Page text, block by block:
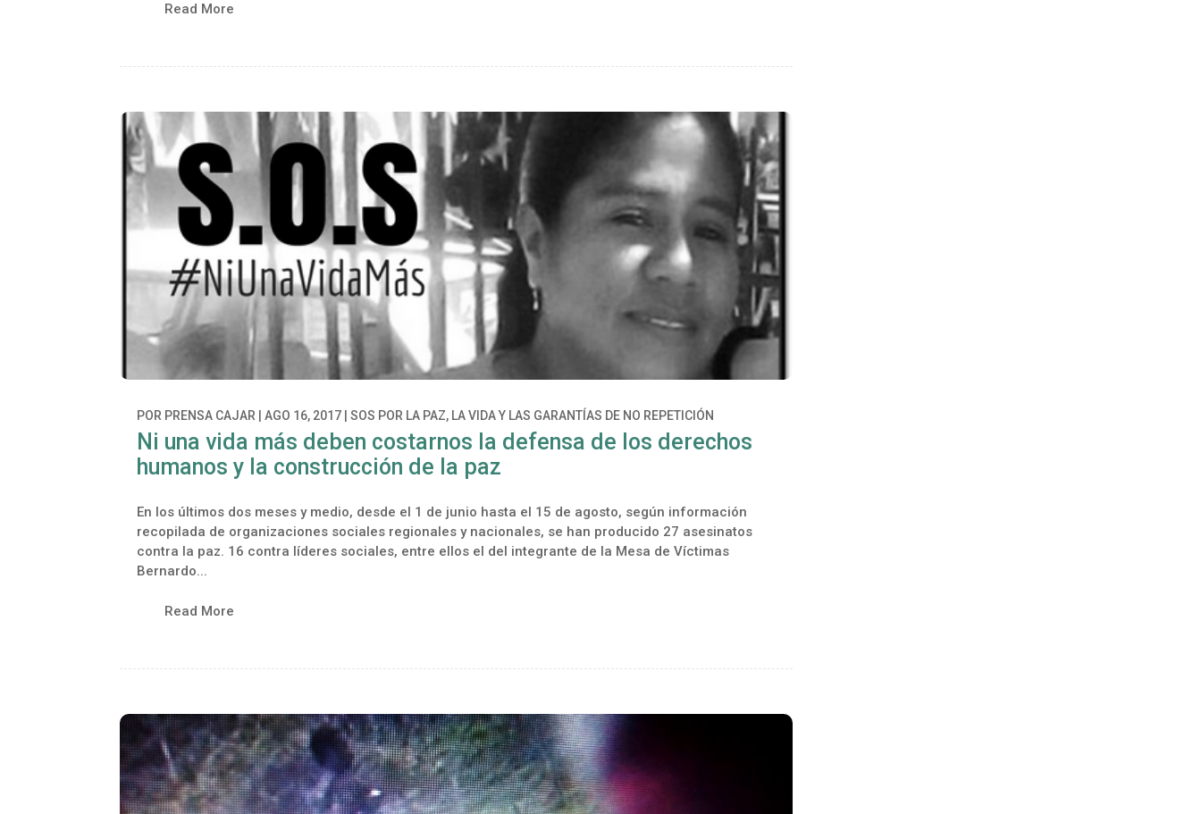
Read More
POR PRENSA CAJAR |AGO 16, 2017 |SOS POR LA PAZ, LA VIDA Y LAS GARANTÍAS DE NO REPETICIÓN
Ni una vida más deben costarnos la defensa de los derechos
humanos y la construcción de la paz
En los últimos dos meses y medio, desde el 1 de junio hasta el 15 de agosto, según información
recopilada de organizaciones sociales regionales y nacionales, se han producido 27 asesinatos
contra la paz. 16 contra líderes sociales, entre ellos el del integrante de la Mesa de Víctimas
Bernardo...
Read More